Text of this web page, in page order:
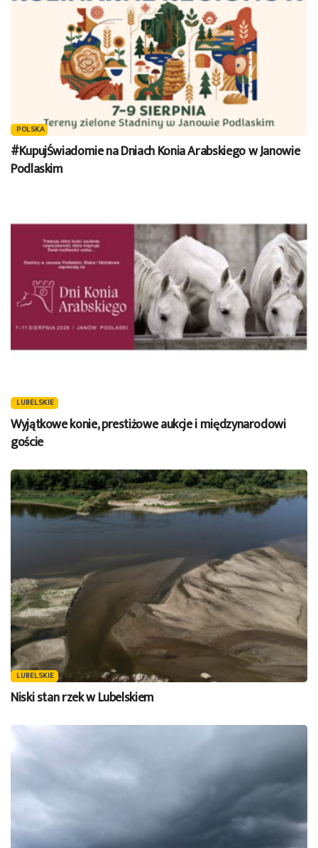
POLSKA
#KupujŚwiadomie na Dniach Konia Arabskiego w Janowie
Podlaskim
LUBELSKIE
Wyjątkowe konie, prestiżowe aukcje i międzynarodowi
goście
LUBELSKIE
Niski stan rzek w Lubelskiem